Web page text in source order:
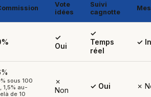
Vote
idées
Suivi
cagnotte
✓
Oui
✓
Temps
réel
✓
sous 100
1,5% au-
de 10
✗
Non
✓ Oui ✗